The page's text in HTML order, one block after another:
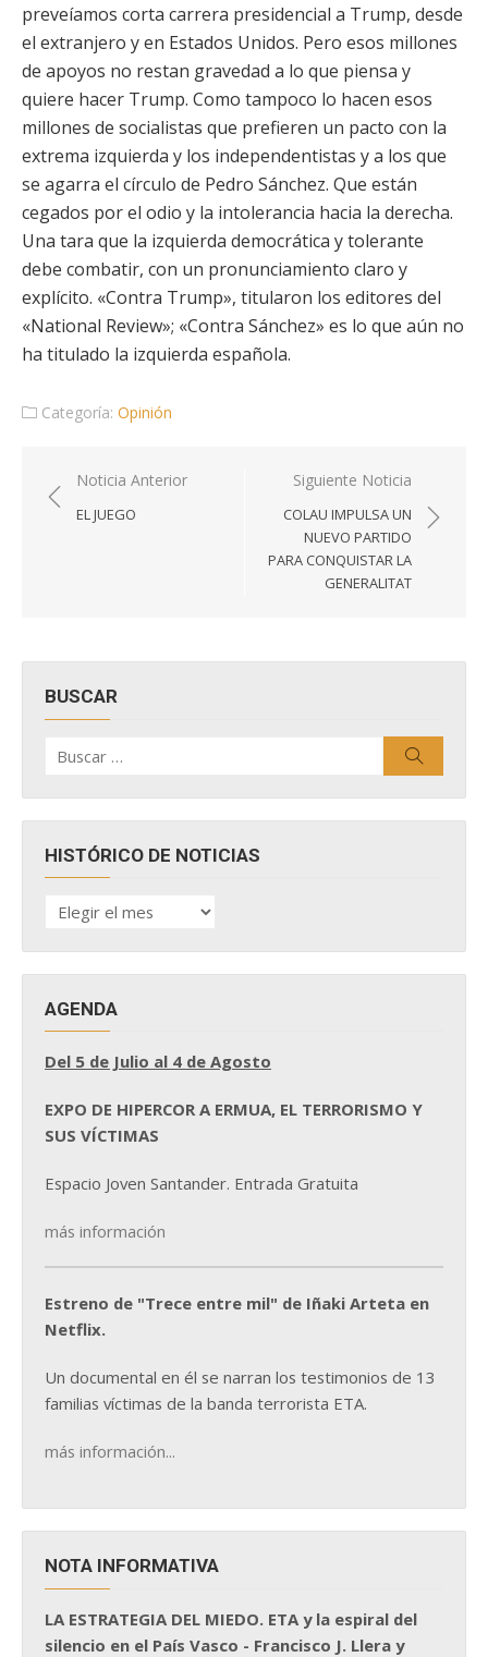
preveíamos corta carrera presidencial a Trump, desde
el extranjero y en Estados Unidos. Pero esos millones
de apoyos no restan gravedad a lo que piensa y
quiere hacer Trump. Como tampoco lo hacen esos
millones de socialistas que prefieren un pacto con la
extrema izquierda y los independentistas y a los que
se agarra el círculo de Pedro Sánchez. Que están
cegados por el odio y la intolerancia hacia la derecha.
Una tara que la izquierda democrática y tolerante
debe combatir, con un pronunciamiento claro y
explícito. «Contra Trump», titularon los editores del
«National Review»; «Contra Sánchez» es lo que aún no
ha titulado la izquierda española.
Categoría: Opinión
Navegación
de
Noticia Anterior
EL JUEGO
Siguiente Noticia
COLAU IMPULSA UN
NUEVO PARTIDO
PARA CONQUISTAR LA
GENERALITAT
BUSCAR
por:
HISTÓRICO DE NOTICIAS
HISTÓRICO
DE
AGENDA
Del 5 de Julio al 4 de Agosto
EXPO DE HIPERCOR A ERMUA, EL TERRORISMO Y
SUS VÍCTIMAS
Espacio Joven Santander. Entrada Gratuita
más información
Estreno de "Trece entre mil" de Iñaki Arteta en
Netflix.
Un documental en él se narran los testimonios de 13
familias víctimas de la banda terrorista ETA.
más información...
NOTA INFORMATIVA
LA ESTRATEGIA DEL MIEDO. ETA y la espiral del
silencio en el País Vasco - Francisco J. Llera y